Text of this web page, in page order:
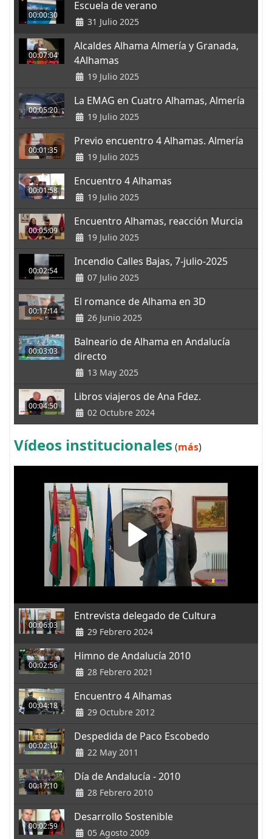
00:00:30
Escuela de verano
31 Julio 2025
00:07:04
Alcaldes Alhama Almería y Granada,
4Alhamas
19 Julio 2025
00:05:20
La EMAG en Cuatro Alhamas, Almería
19 Julio 2025
00:01:35
Previo encuentro 4 Alhamas. Almería
19 Julio 2025
00:01:58
Encuentro 4 Alhamas
19 Julio 2025
00:05:09
Encuentro Alhamas, reacción Murcia
19 Julio 2025
00:02:54
Incendio Calles Bajas, 7-julio-2025
07 Julio 2025
00:17:14
El romance de Alhama en 3D
26 Junio 2025
00:03:03
Balneario de Alhama en Andalucía
directo
13 May 2025
00:04:50
Libros viajeros de Ana Fdez.
02 Octubre 2024
Vídeos institucionales (más)
00:06:03
Entrevista delegado de Cultura
29 Febrero 2024
00:02:56
Himno de Andalucía 2010
28 Febrero 2021
00:04:18
Encuentro 4 Alhamas
29 Octubre 2012
00:02:10
Despedida de Paco Escobedo
22 May 2011
00:17:10
Día de Andalucía - 2010
28 Febrero 2010
00:02:59
Desarrollo Sostenible
05 Agosto 2009